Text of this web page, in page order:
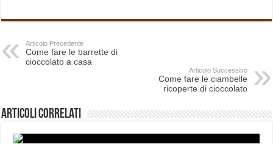
Articolo Precedente
Come fare le barrette di
cioccolato a casa
Articolo Successivo
Come fare le ciambelle
ricoperte di cioccolato
Articoli correlati